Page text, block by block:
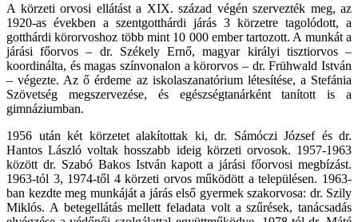
A körzeti orvosi ellátást a XIX. század végén szervezték meg, az
1920-as években a szentgotthárdi járás 3 körzetre tagolódott, a
gotthárdi körorvoshoz több mint 10 000 ember tartozott. A munkát a
járási főorvos – dr. Székely Ernő, magyar királyi tisztiorvos –
koordinálta, és magas színvonalon a körorvos – dr. Frühwald István
– végezte. Az ő érdeme az iskolaszanatórium létesítése, a Stefánia
Szövetség megszervezése, és egészségtanárként tanított is a
gimnáziumban.
1956 után két körzetet alakítottak ki, dr. Sámóczi József és dr.
Hantos László voltak hosszabb ideig körzeti orvosok. 1957-1963
között dr. Szabó Bakos István kapott a járási főorvosi megbízást.
1963-tól 3, 1974-től 4 körzeti orvos működött a településen. 1963-
ban kezdte meg munkáját a járás első gyermek szakorvosa: dr. Szily
Miklós. A betegellátás mellett feladata volt a szűrések, tanácsadás